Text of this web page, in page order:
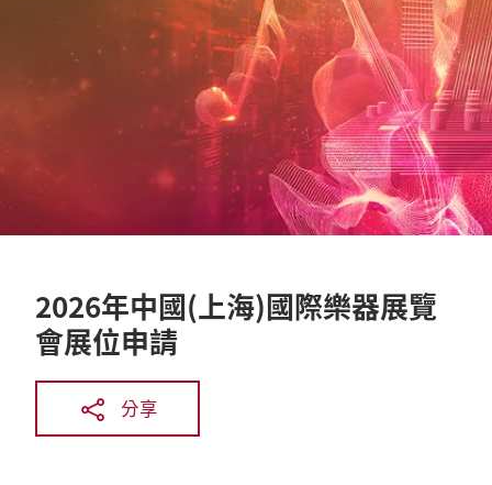
2026年中國(上海)國際樂器展覽
會展位申請
分享